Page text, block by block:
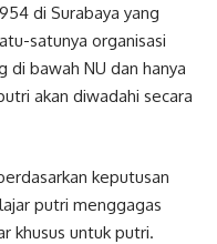
di Surabaya yang
satunya organisasi
di bawah NU dan hanya
akan diwadahi secara
keputusan
putri menggagas
khusus untuk putri.